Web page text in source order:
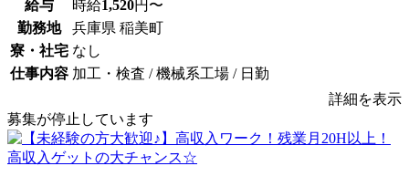
給与 時給1,520円〜
勤務地
兵庫県 稲美町
寮・社宅 なし
仕事内容 加工・検査 / 機械系工場 / 日勤
詳細を表示
募集が停止しています